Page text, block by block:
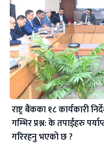
राष्ट्र बैंकका १८ कार्यकारी
गम्भिर प्रश्न: के तपाईहरु
गरिरहनु भएको छ ?